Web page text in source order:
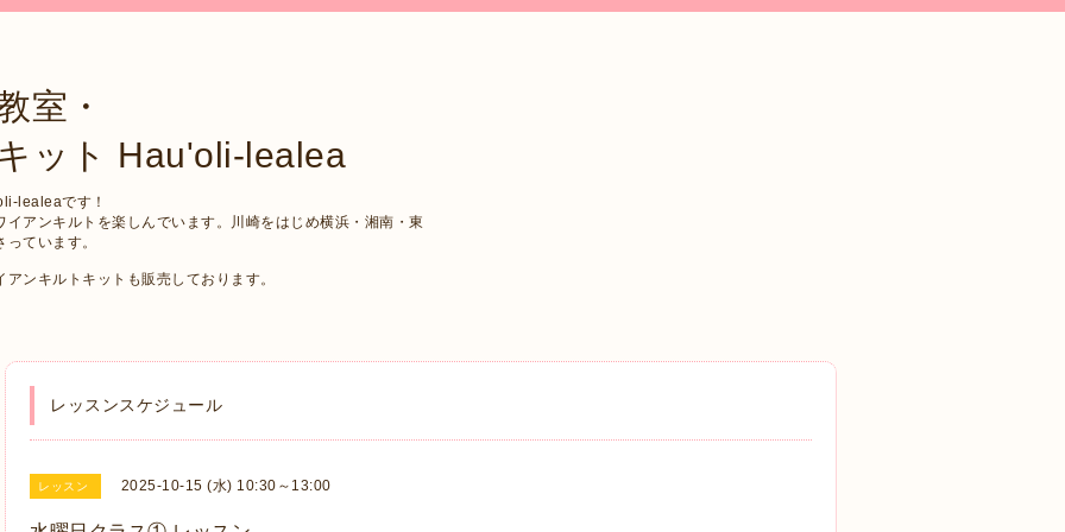
室・
ット Hau'oli-lealea
lealeaです！
アンキルトを楽しんでいます。川崎をはじめ横浜・湘南・東
ています。
ンキルトキットも販売しております。
レッスンスケジュール
レッスン 2025-10-15 (水) 10:30～13:00